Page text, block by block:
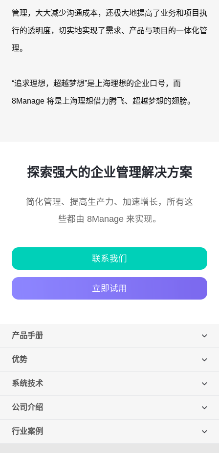
管理，大大减少沟通成本，还极大地提高了业务和项目执
行的透明度，切实地实现了需求、产品与项目的一体化管
理。
“追求理想，超越梦想”是上海理想的企业口号，而
8Manage 将是上海理想借力腾飞、超越梦想的翅膀。
探索强大的企业管理解决方案
简化管理、提高生产力、加速增长，所有这
些都由 8Manage 来实现。
联系我们
立即试用
产品手册
优势
系统技术
公司介绍
行业案例